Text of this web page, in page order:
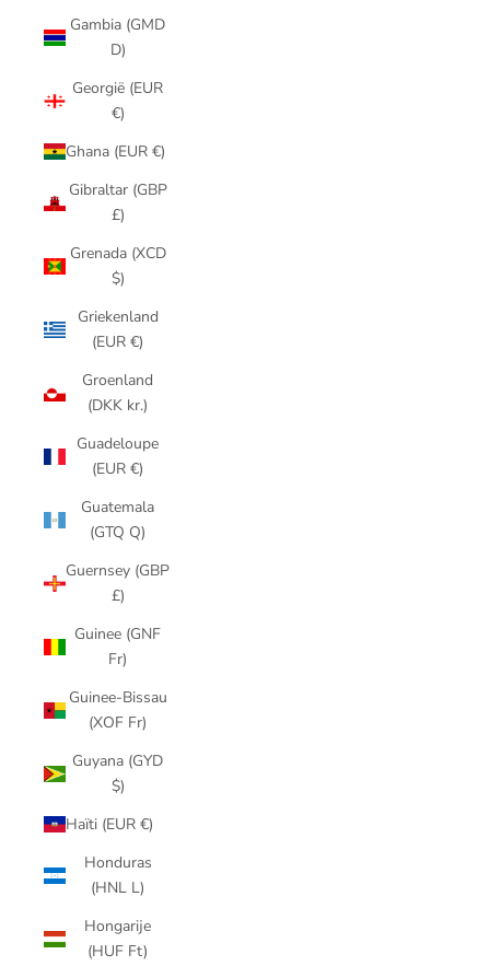
Gambia (GMD
D)
Georgië (EUR
€)
Ghana (EUR €)
Gibraltar (GBP
£)
Grenada (XCD
$)
Griekenland
(EUR €)
Groenland
(DKK kr.)
Guadeloupe
(EUR €)
Guatemala
(GTQ Q)
Guernsey (GBP
£)
Guinee (GNF
Fr)
Guinee-Bissau
(XOF Fr)
Guyana (GYD
$)
Haïti (EUR €)
Honduras
(HNL L)
Hongarije
(HUF Ft)